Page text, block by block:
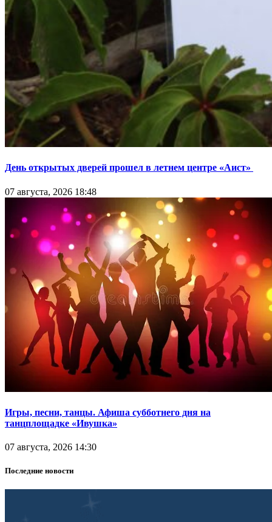
День открытых дверей прошел в летнем центре «Аист»
07 августа, 2026 18:48
Игры, песни, танцы. Афиша субботнего дня на
танцплощадке «Ивушка»
07 августа, 2026 14:30
Последние новости